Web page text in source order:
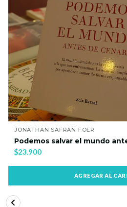
JONATHAN SAFRAN FOER
Podemos salvar el mundo
$23.900
AGREGAR AL